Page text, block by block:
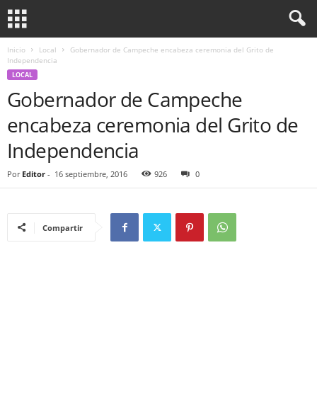
Inicio Local
Gobernador de Campeche encabeza ceremonia del Grito de
Independencia
LOCAL
Gobernador de Campeche
encabeza ceremonia del Grito de
Independencia
Por Editor - 16 septiembre, 2016 926 0
Compartir